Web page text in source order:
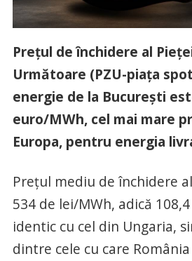
Prețul de închidere al
Următoare (PZU-piața
energie de la București
euro/MWh, cel mai mare
Europa, pentru energia
Prețul mediu de închidere
534 de lei/MWh, adică
identic cu cel din Ungaria,
dintre cele cu care